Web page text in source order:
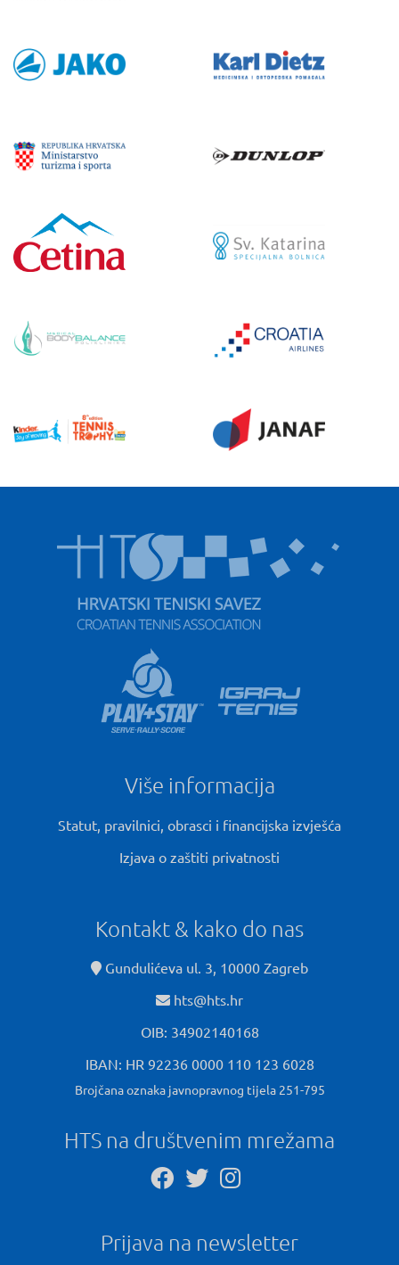
Više informacija
Statut, pravilnici, obrasci i financijska izvješća
Izjava o zaštiti privatnosti
Kontakt & kako do nas
Gundulićeva ul. 3, 10000 Zagreb
hts@hts.hr
OIB: 34902140168
IBAN: HR 92236 0000 110 123 6028
Brojčana oznaka javnopravnog tijela 251-795
HTS na društvenim mrežama
Prijava na newsletter